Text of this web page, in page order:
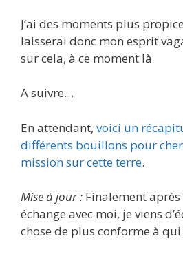
J’ai des moments plus
laisserai donc mon esprit
sur cela, à ce moment là
A suivre…
En attendant, voici un
différents bouillons pour
mission sur cette terre.
Mise à jour : Finalement
échange avec moi, je viens
chose de plus conforme à qui